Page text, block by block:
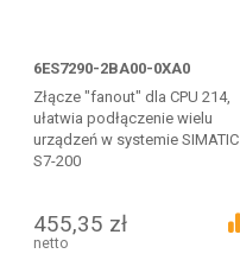
6ES7290-2BA00-0XA0
Złącze "fanout" dla CPU 214,
ułatwia podłączenie wielu
urządzeń w systemie SIMATIC
S7-200
455,35 zł
netto